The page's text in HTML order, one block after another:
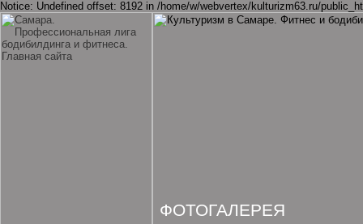
Notice: Undefined offset: 8192 in /home/w/webvertex/kulturizm63.ru/
ФОТОГАЛЕРЕЯ